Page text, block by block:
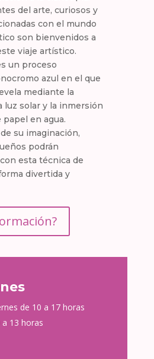
del arte, curiosos y
con el mundo
son bienvenidos a
viaje artístico.
un proceso
azul en el que
mediante la
luz solar y la inmersión
en agua.
su imaginación,
podrán
esta técnica de
divertida y
de 10 a 17 horas
a 13 horas